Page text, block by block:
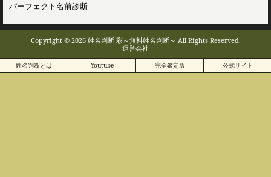
パーフェクト名前診断
Copyright © 2026 姓名判断 彩～無料姓名判断～ All Rights Reserved.
運営会社
姓名判断とは Youtube 完全鑑定版 公式サイト